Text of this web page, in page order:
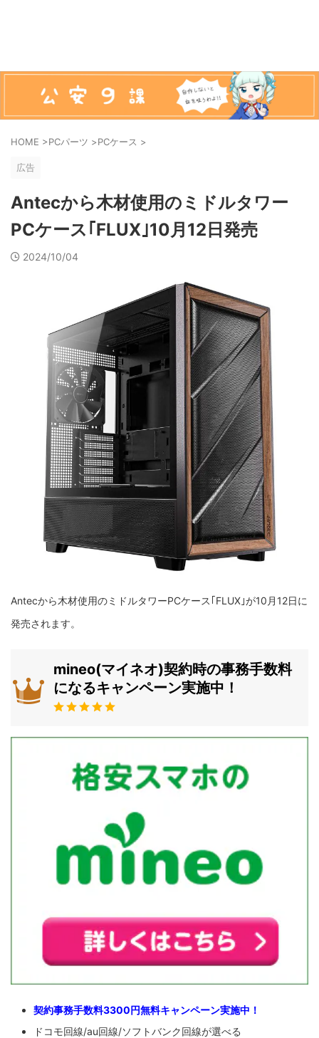
HOME >PCパーツ >PCケース >
広告
Antecから木材使用のミドルタワー
PCケース｢FLUX｣10月12日発売
2024/10/04
Antecから木材使用のミドルタワーPCケース｢FLUX｣が10月12日に
発売されます。
mineo(マイネオ)契約時の事務手数料
になるキャンペーン実施中！
契約事務手数料3300円無料キャンペーン実施中！
ドコモ回線/au回線/ソフトバンク回線が選べる